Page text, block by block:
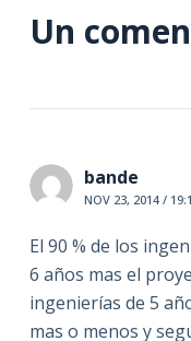
Un
bande
NOV 23, 2014 /
El 90 % de los
6 años mas el
ingenierías de 5
mas o menos y